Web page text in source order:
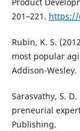
Product
201–221. https://
Rubin, K. S.
most popular
Addison-Wesley.
Sarasvathy, S.
preneurial
Publishing.